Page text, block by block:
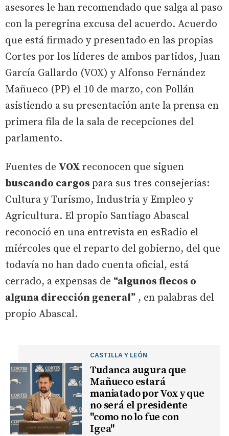
asesores le han recomendado que salga al paso
con la peregrina excusa del acuerdo. Acuerdo
que está firmado y presentado en las propias
Cortes por los líderes de ambos partidos, Juan
García Gallardo (VOX) y Alfonso Fernández
Mañueco (PP) el 10 de marzo, con Pollán
asistiendo a su presentación ante la prensa en
primera fila de la sala de recepciones del
parlamento.
Fuentes de VOX reconocen que siguen
buscando cargos para sus tres consejerías:
Cultura y Turismo, Industria y Empleo y
Agricultura. El propio Santiago Abascal
reconoció en una entrevista en esRadio el
miércoles que el reparto del gobierno, del que
todavía no han dado cuenta oficial, está
cerrado, a expensas de “algunos flecos o
alguna dirección general” , en palabras del
propio Abascal.
CASTILLA Y LEÓN
Tudanca augura que
Mañueco estará
maniatado por Vox y que
no será el presidente
"como no lo fue con
Igea"